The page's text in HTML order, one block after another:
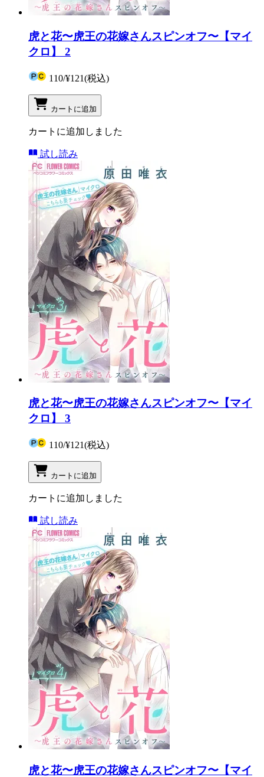
虎と花〜虎王の花嫁さんスピンオフ〜【マイ
クロ】 2
110/¥121(税込)
カートに追加
カートに追加しました
試し読み
虎と花〜虎王の花嫁さんスピンオフ〜【マイ
クロ】 3
110/¥121(税込)
カートに追加
カートに追加しました
試し読み
虎と花〜虎王の花嫁さんスピンオフ〜【マイ